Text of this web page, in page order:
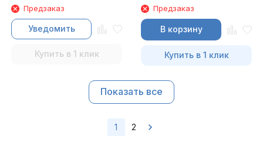
Предзаказ
Уведомить
Купить в 1 клик
Предзаказ
В корзину
Купить в 1 клик
Показать все
1 2